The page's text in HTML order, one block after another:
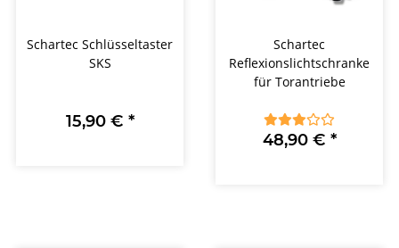
Schartec Schlüsseltaster
SKS
15,90 € *
Schartec
Reflexionslichtschranke
für Torantriebe
48,90 € *